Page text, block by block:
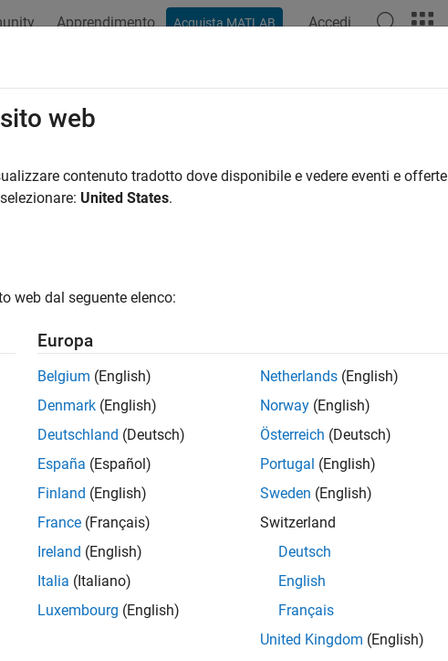
Apprendimento Acquista MATLAB Accedi
Ordina perweb
contenuto tradotto dove disponibile e vedere eventi e
United States.
web dal seguente elenco:
Europa
Belgium (English)
Denmark (English)
Deutschland (Deutsch)
España (Español)
Finland (English)
France (Français)
Ireland (English)
Italia (Italiano)
Luxembourg (English)
Netherlands (English)
Norway (English)
Österreich (Deutsch)
Portugal (English)
Sweden (English)
Switzerland
Deutsch
English
Français
United Kingdom (English)